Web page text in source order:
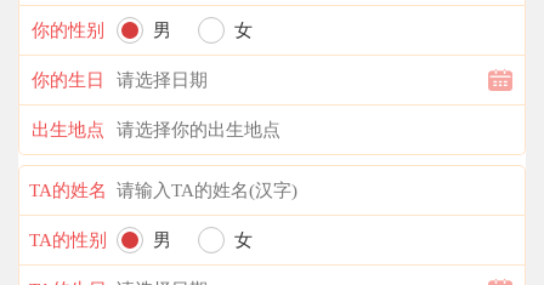
你的性别 男 女
你的生日
出生地点
TA的姓名
TA的性别 男 女